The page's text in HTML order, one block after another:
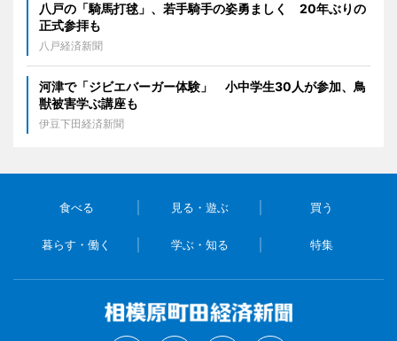
八戸の「騎馬打毬」、若手騎手の姿勇ましく 20年ぶりの
正式参拝も
八戸経済新聞
河津で「ジビエバーガー体験」 小中学生30人が参加、鳥
獣被害学ぶ講座も
伊豆下田経済新聞
食べる 見る・遊ぶ 買う
暮らす・働く 学ぶ・知る 特集